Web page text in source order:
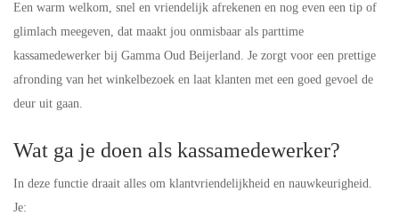
Een warm welkom, snel en vriendelijk afrekenen en nog even een tip of
glimlach meegeven, dat maakt jou onmisbaar als parttime
kassamedewerker bij Gamma Oud Beijerland. Je zorgt voor een prettige
afronding van het winkelbezoek en laat klanten met een goed gevoel de
deur uit gaan.
Wat ga je doen als kassamedewerker?
In deze functie draait alles om klantvriendelijkheid en nauwkeurigheid.
Je: